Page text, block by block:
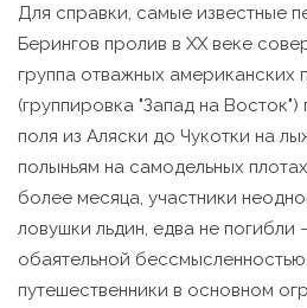
Для справки, самые известные
Берингов пролив в XX веке
группа отважных американских
(группировка "Запад на
поля из Аляски до Чукотки на
полыньям на самодельных
более месяца, участники
ловушки льдин, едва не
обаятельной
путешественники в основном